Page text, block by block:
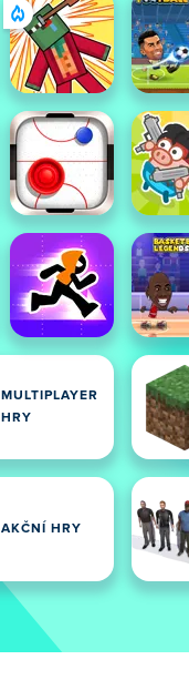
MULTIPLAYER
HRY
AKČNÍ HRY